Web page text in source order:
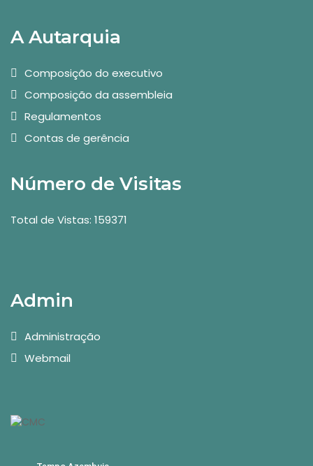
A Autarquia
Composição do executivo
Composição da assembleia
Regulamentos
Contas de gerência
Número de Visitas
Total de Vistas: 159371
Admin
Administração
Webmail